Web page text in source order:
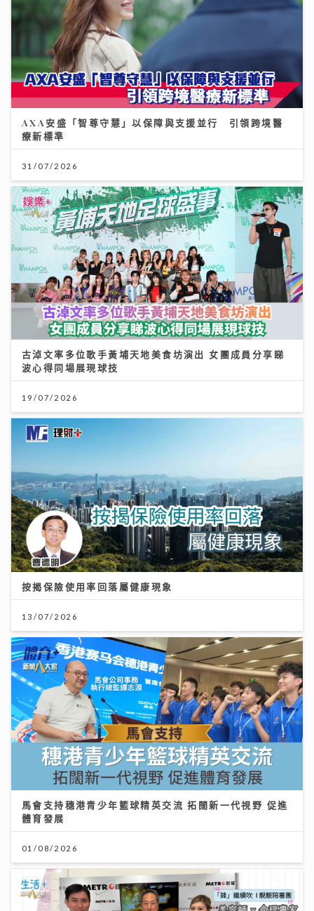
AXA安盛「智尊守慧」以保障與支援並行 引領跨境醫
療新標準
31/07/2026
古淖文率多位歌手黃埔天地美食坊演出 女團成員分享睇
波心得同場展現球技
19/07/2026
按揭保險使用率回落屬健康現象
13/07/2026
馬會支持穗港青少年籃球精英交流 拓闊新一代視野 促進
體育發展
01/08/2026